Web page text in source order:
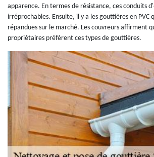
apparence. En termes de résistance, ces conduits
irréprochables. Ensuite, il y a les gouttières en PVC
répandues sur le marché. Les couvreurs affirment
propriétaires préfèrent ces types de gouttières.